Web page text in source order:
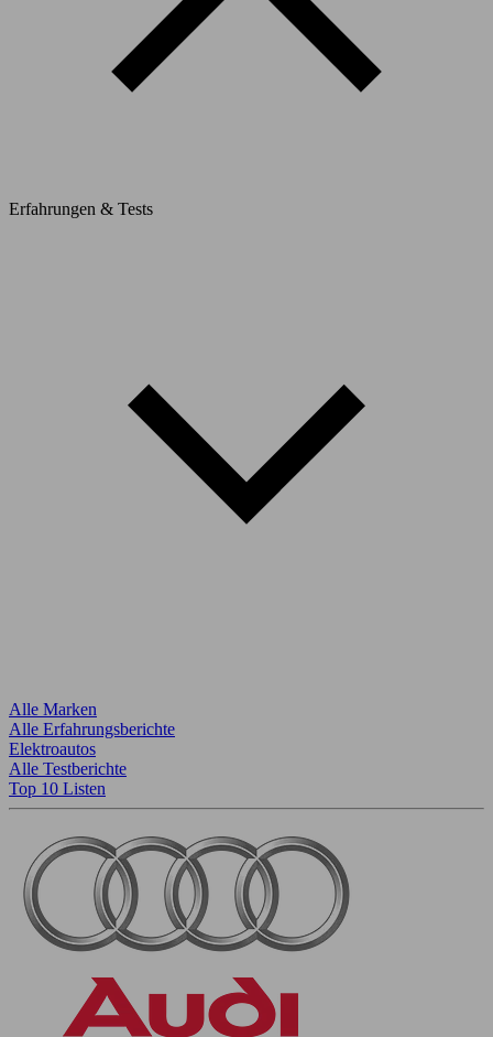
Erfahrungen & Tests
Alle Marken
Alle Erfahrungsberichte
Elektroautos
Alle Testberichte
Top 10 Listen